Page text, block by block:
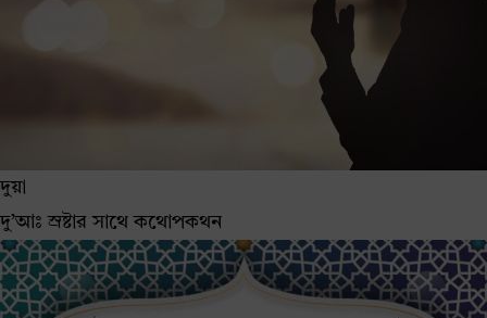
দুয়া
দু’আঃ স্রষ্টার সাথে কথোপকথন